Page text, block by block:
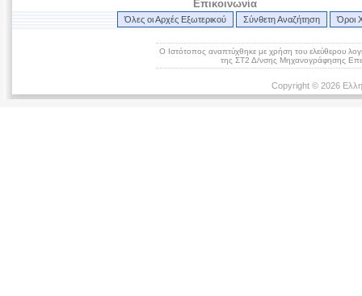
Επικοινωνία
Όλες οι Αρχές Εξωτερικού Σύνθετη Αναζήτηση Όροι
Ο Ιστότοπος αναπτύχθηκε με χρήση του ελεύθερου
της ΣΤ2 Δ/νσης Μηχανογράφησης
Copyright © 2026